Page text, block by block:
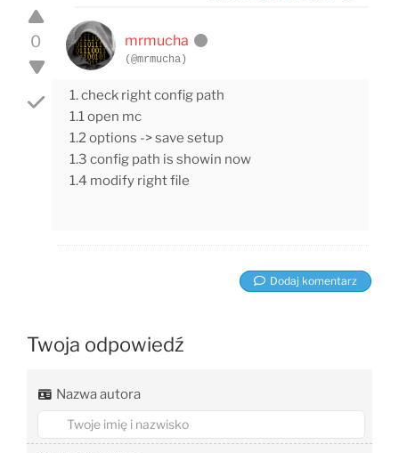
0 mrmucha
(@mrmucha)
1. check right config path
1.1 open mc
1.2 options -> save setup
1.3 config path is showin now
1.4 modify right file
Dodaj komentarz
Twoja odpowiedź
Nazwa autora